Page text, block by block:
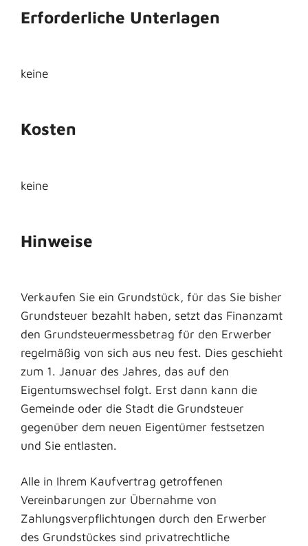
Erforderliche Unterlagen
keine
Kosten
keine
Hinweise
Verkaufen Sie ein Grundstück, für das Sie bisher
Grundsteuer bezahlt haben, setzt das Finanzamt
den Grundsteuermessbetrag für den Erwerber
regelmäßig von sich aus neu fest. Dies geschieht
zum 1. Januar des Jahres, das auf den
Eigentumswechsel folgt. Erst dann kann die
Gemeinde oder die Stadt die Grundsteuer
gegenüber dem neuen Eigentümer festsetzen
und Sie entlasten.
Alle in Ihrem Kaufvertrag getroffenen
Vereinbarungen zur Übernahme von
Zahlungsverpflichtungen durch den Erwerber
des Grundstückes sind privatrechtliche